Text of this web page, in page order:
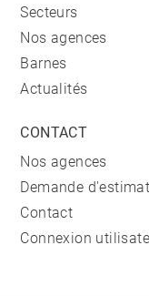
Secteurs
Nos agences
Barnes
Actualités
CONTACT
Nos agences
Demande
Contact
Connexion